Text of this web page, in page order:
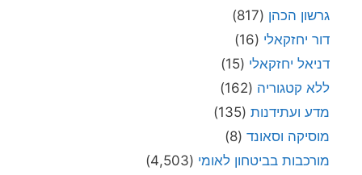
גרשון הכהן (817)
דור יחזקאלי (16)
דניאל יחזקאלי (15)
ללא קטגוריה (162)
מדע ועתידנות (135)
מוסיקה וסאונד (8)
מורכבות בביטחון לאומי (4,503)